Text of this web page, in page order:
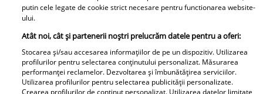
să se înmulțească în organism și să atace
căile respiratorii și creierul. Sugarul
afectat de această boală nu poate fi tratat
acasă, este necesară intervenția
personalului de specialitate și tratamente
putin cele legate de cookie strict necesare pentru functionarea website-
ului.
Atât noi, cât și partenerii noștri prelucrăm datele pentru a oferi:
Stocarea și/sau accesarea informațiilor de pe un dispozitiv. Utilizarea
profilurilor pentru selectarea conținutului personalizat. Măsurarea
performanței reclamelor. Dezvoltarea și îmbunătățirea serviciilor.
Utilizarea profilurilor pentru selectarea publicității personalizate.